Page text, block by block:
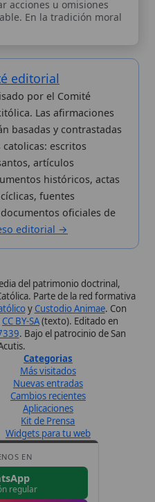
históricos, actas
fuentes
oficiales de
patrimonio doctrinal,
Parte de la red formativa
y Custodio Animae . Con
SA(texto). Editado en
. Bajo el patrocinio de San
Categorias
Más visitados
entradas
recientes
Aplicaciones
Kit de Prensa
para tu web